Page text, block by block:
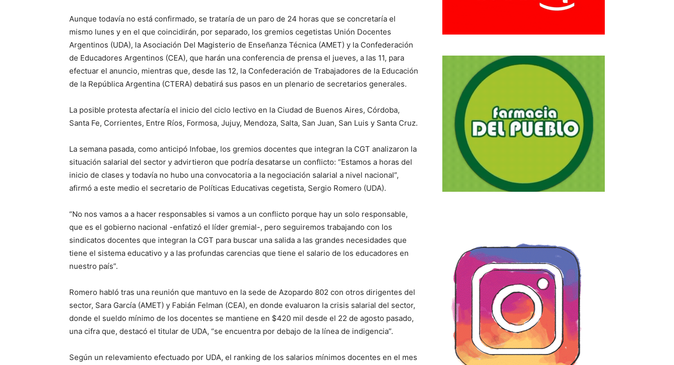
Aunque todavía no está confirmado, se trataría de un paro de 24 horas que se concretaría el
mismo lunes y en el que coincidirán, por separado, los gremios cegetistas Unión Docentes
Argentinos (UDA), la Asociación Del Magisterio de Enseñanza Técnica (AMET) y la Confederación
de Educadores Argentinos (CEA), que harán una conferencia de prensa el jueves, a las 11, para
efectuar el anuncio, mientras que, desde las 12, la Confederación de Trabajadores de la Educación
de la República Argentina (CTERA) debatirá sus pasos en un plenario de secretarios generales.
La posible protesta afectaría el inicio del ciclo lectivo en la Ciudad de Buenos Aires, Córdoba,
Santa Fe, Corrientes, Entre Ríos, Formosa, Jujuy, Mendoza, Salta, San Juan, San Luis y Santa Cruz.
La semana pasada, como anticipó Infobae, los gremios docentes que integran la CGT analizaron la
situación salarial del sector y advirtieron que podría desatarse un conflicto: “Estamos a horas del
inicio de clases y todavía no hubo una convocatoria a la negociación salarial a nivel nacional”,
afirmó a este medio el secretario de Políticas Educativas cegetista, Sergio Romero (UDA).
“No nos vamos a a hacer responsables si vamos a un conflicto porque hay un solo responsable,
que es el gobierno nacional -enfatizó el líder gremial-, pero seguiremos trabajando con los
sindicatos docentes que integran la CGT para buscar una salida a las grandes necesidades que
tiene el sistema educativo y a las profundas carencias que tiene el salario de los educadores en
nuestro país”.
Romero habló tras una reunión que mantuvo en la sede de Azopardo 802 con otros dirigentes del
sector, Sara García (AMET) y Fabián Felman (CEA), en donde evaluaron la crisis salarial del sector,
donde el sueldo mínimo de los docentes se mantiene en $420 mil desde el 22 de agosto pasado,
una cifra que, destacó el titular de UDA, “se encuentra por debajo de la línea de indigencia”.
Según un relevamiento efectuado por UDA, el ranking de los salarios mínimos docentes en el mes